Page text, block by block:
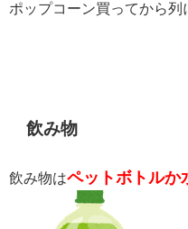
ポップコーン買ってから列
飲み物
飲み物はペットボトルか